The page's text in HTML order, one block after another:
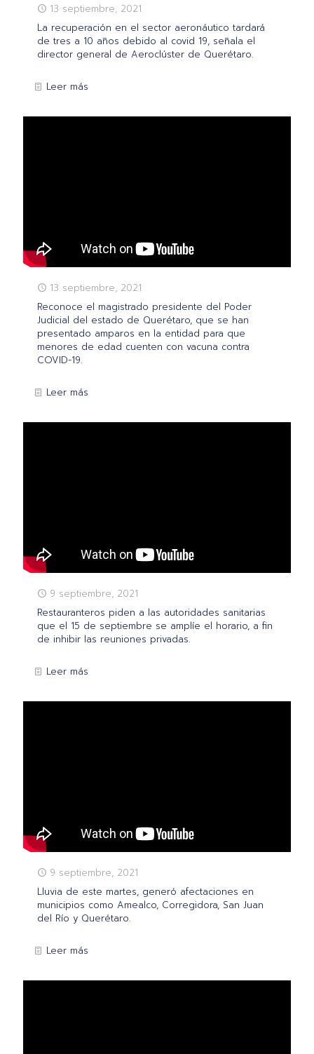
13 septiembre, 2021
La recuperación en el sector aeronáutico tardará
de tres a 10 años debido al covid 19, señala el
director general de Aeroclúster de Querétaro.
Leer más
13 septiembre, 2021
Reconoce el magistrado presidente del Poder
Judicial del estado de Querétaro, que se han
presentado amparos en la entidad para que
menores de edad cuenten con vacuna contra
COVID-19.
Leer más
9 septiembre, 2021
Restauranteros piden a las autoridades sanitarias
que el 15 de septiembre se amplíe el horario, a fin
de inhibir las reuniones privadas.
Leer más
9 septiembre, 2021
Lluvia de este martes, generó afectaciones en
municipios como Amealco, Corregidora, San Juan
del Río y Querétaro.
Leer más